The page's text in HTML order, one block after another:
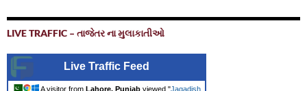
LIVE TRAFFIC – તાજેતર ના મુલાકાતીઓ
Live Traffic Feed
A visitor from Lahore, Punjab viewed "Jagadish